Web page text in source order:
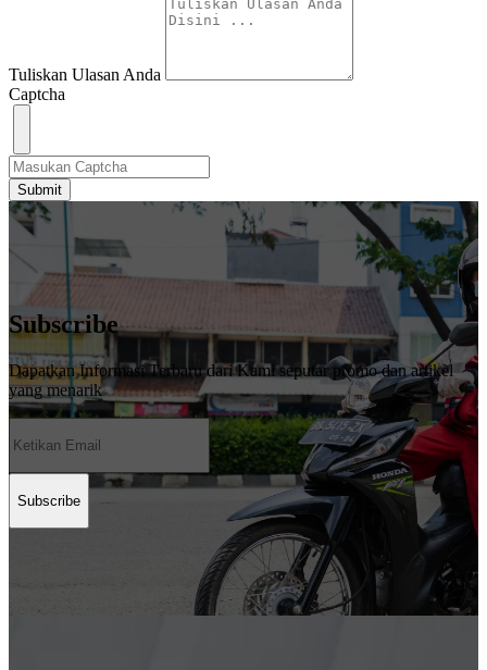
Tuliskan Ulasan Anda
Captcha
Submit
Subscribe
Dapatkan Informasi Terbaru dari Kami seputar promo dan artikel
yang menarik
Subscribe